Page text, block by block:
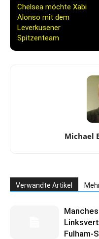
Chelsea möchte Xabi
Alonso mit dem
Leverkusener
Spitzenteam
Michael
Verwandte Artikel
Fulham-